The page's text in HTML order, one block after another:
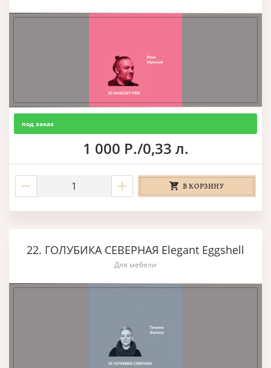
под заказ
1 000 Р./0,33 л.
В КОРЗИНУ
22. ГОЛУБИКА СЕВЕРНАЯ Elegant Eggshell
Для мебели